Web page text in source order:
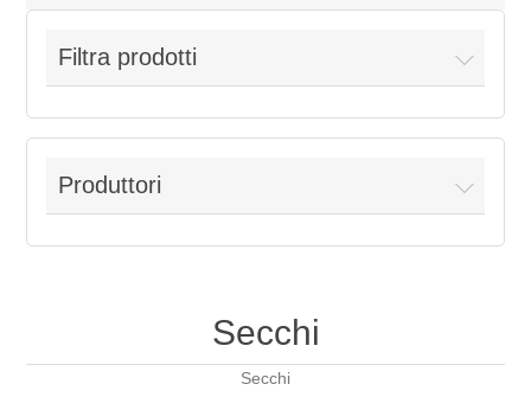
Filtra prodotti
Produttori
Secchi
Secchi